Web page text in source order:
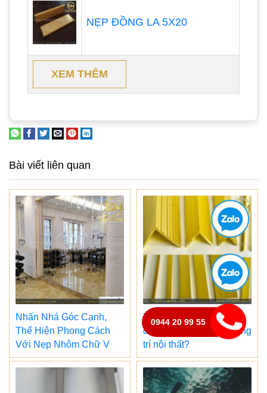
NẸP ĐỒNG LA 5X20
XEM THÊM
Bài viết liên quan
Nhấn Nhá Góc Cạnh,
Thể Hiện Phong Cách
Với Nẹp Nhôm Chữ V
Tại sao nẹp đồng lại ít
được sử dụng trong trang
trí nội thất?
0944 20 99 55